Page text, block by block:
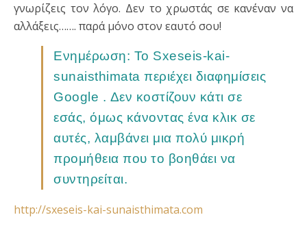
γνωρίζεις τον λόγο. Δεν το χρωστάς σε κανέναν να
αλλάξεις……. παρά μόνο στον εαυτό σου!
Ενημέρωση: Το Sxeseis-kai-
sunaisthimata περιέχει διαφημίσεις
Google . Δεν κοστίζουν κάτι σε
εσάς, όμως κάνοντας ένα κλικ σε
αυτές, λαμβάνει μια πολύ μικρή
προμήθεια που το βοηθάει να
συντηρείται.
http://sxeseis-kai-sunaisthimata.com